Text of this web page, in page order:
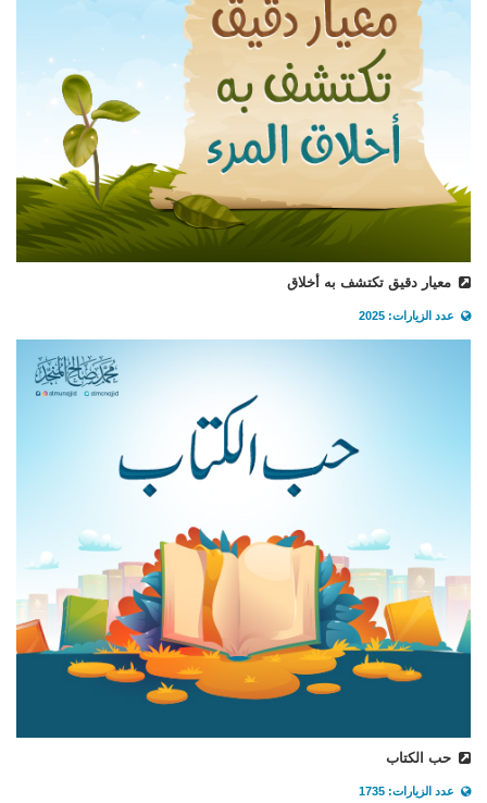
معيار دقيق تكتشف به أخلاق
عدد الزيارات: 2025
حب الكتاب
عدد الزيارات: 1735